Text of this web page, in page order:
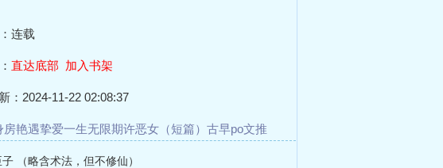
连载
直达底部 加入书架
：2024-11-22 02:08:37
房艳遇挚爱一生无限期许恶女（短篇） 古早po文推
（略含术法，但不修仙）